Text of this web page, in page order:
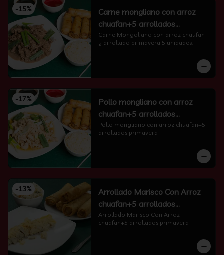
-15%
Carne mongliano con arroz
chuafan+5 arrollados
primavera
Carne Mongoliano con arroz chaufan
y arrollado primavera 5 unidades.
-17%
Pollo mongliano con arroz
chuafan+5 arrollados
primavera
Pollo mongliano con arroz chuafan+5
arrollados primavera
-13%
Arrollado Marisco Con Arroz
chuafan+5 arrollados
primavera
Arrollado Marisco Con Arroz
chuafan+5 arrollados primavera